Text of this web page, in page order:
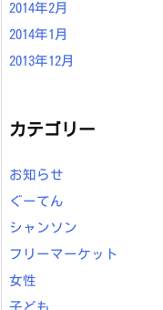
2014年2月
2014年1月
2013年12月
カテゴリー
お知らせ
ぐーてん
シャンソン
フリーマーケット
女性
子ども